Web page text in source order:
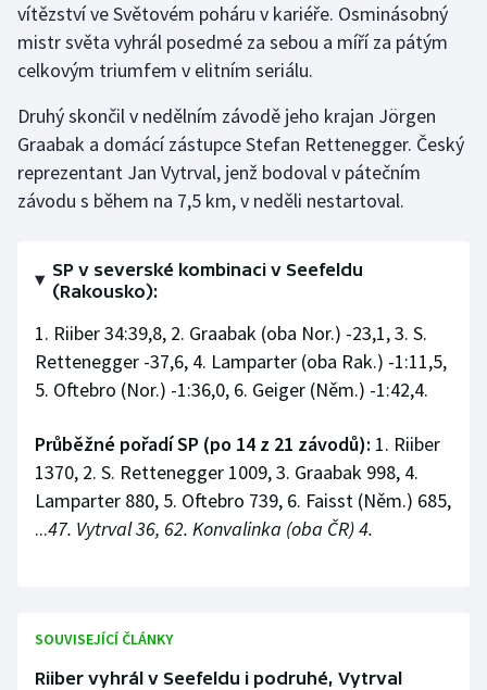
Golf
Gymnastika
Házená
Jezdectví
Krasobruslení
Lezení
Lyže a snowboard
Moderní pětiboj
Motorsport
Olympijské hry
Plavání
vítězství ve Světovém poháru v kariéře. Osminásobný
mistr světa vyhrál posedmé za sebou a míří za pátým
celkovým triumfem v elitním seriálu.
Druhý skončil v nedělním závodě jeho krajan Jörgen
Graabak a domácí zástupce Stefan Rettenegger. Český
reprezentant Jan Vytrval, jenž bodoval v pátečním
závodu s během na 7,5 km, v neděli nestartoval.
SP v severské kombinaci v Seefeldu
(Rakousko):
1. Riiber 34:39,8, 2. Graabak (oba Nor.) -23,1, 3. S.
Rettenegger -37,6, 4. Lamparter (oba Rak.) -1:11,5,
5. Oftebro (Nor.) -1:36,0, 6. Geiger (Něm.) -1:42,4.
Průběžné pořadí SP (po 14 z 21 závodů): 1. Riiber
1370, 2. S. Rettenegger 1009, 3. Graabak 998, 4.
Lamparter 880, 5. Oftebro 739, 6. Faisst (Něm.) 685,
...47. Vytrval 36, 62. Konvalinka (oba ČR) 4.
SOUVISEJÍCÍ ČLÁNKY
Riiber vyhrál v Seefeldu i podruhé, Vytrval